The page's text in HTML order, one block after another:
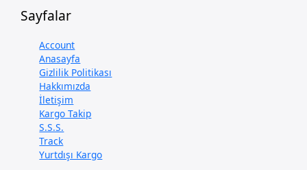
Sayfalar
Account
Anasayfa
Gizlilik Politikası
Hakkımızda
İletişim
Kargo Takip
S.S.S.
Track
Yurtdışı Kargo